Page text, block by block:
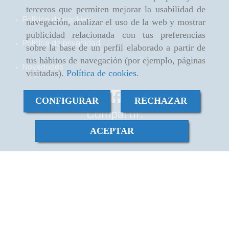
terceros que permiten mejorar la usabilidad de
navegación, analizar el uso de la web y mostrar
publicidad relacionada con tus preferencias
sobre la base de un perfil elaborado a partir de
tus hábitos de navegación (por ejemplo, páginas
visitadas). Política de cookies.
CONFIGURAR RECHAZAR
ACEPTAR
AnteriorSiguiente
Política de cookies
Política de privacidad
Novedades
Compartir: